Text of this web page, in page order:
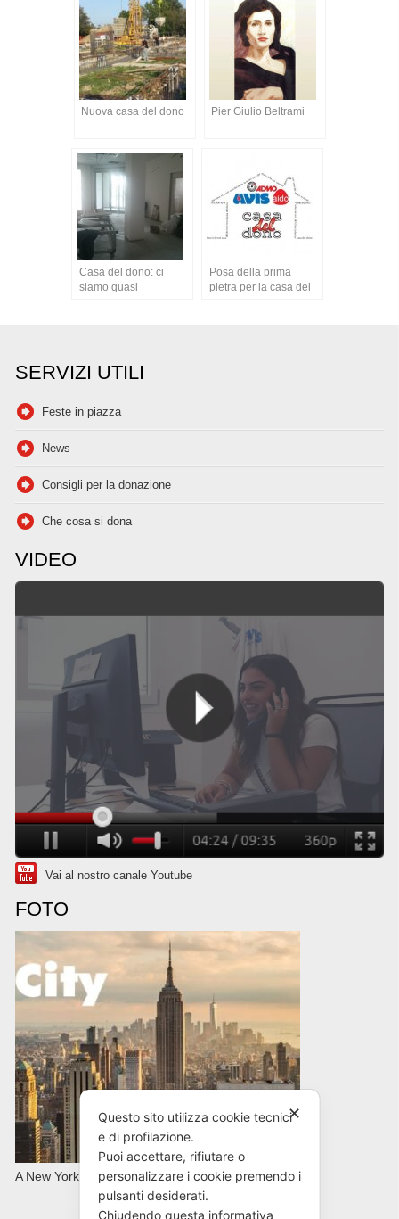
Nuova casa del dono Pier Giulio Beltrami
Casa del dono: ci
siamo quasi
Posa della prima
pietra per la casa del
SERVIZI UTILI
Feste in piazza
News
Consigli per la donazione
Che cosa si dona
VIDEO
Vai al nostro canale Youtube
FOTO
A New York con AVIS in primavera
✕
Questo sito utilizza cookie tecnici
e di profilazione.
Puoi accettare, rifiutare o
personalizzare i cookie premendo i
pulsanti desiderati.
Chiudendo questa informativa